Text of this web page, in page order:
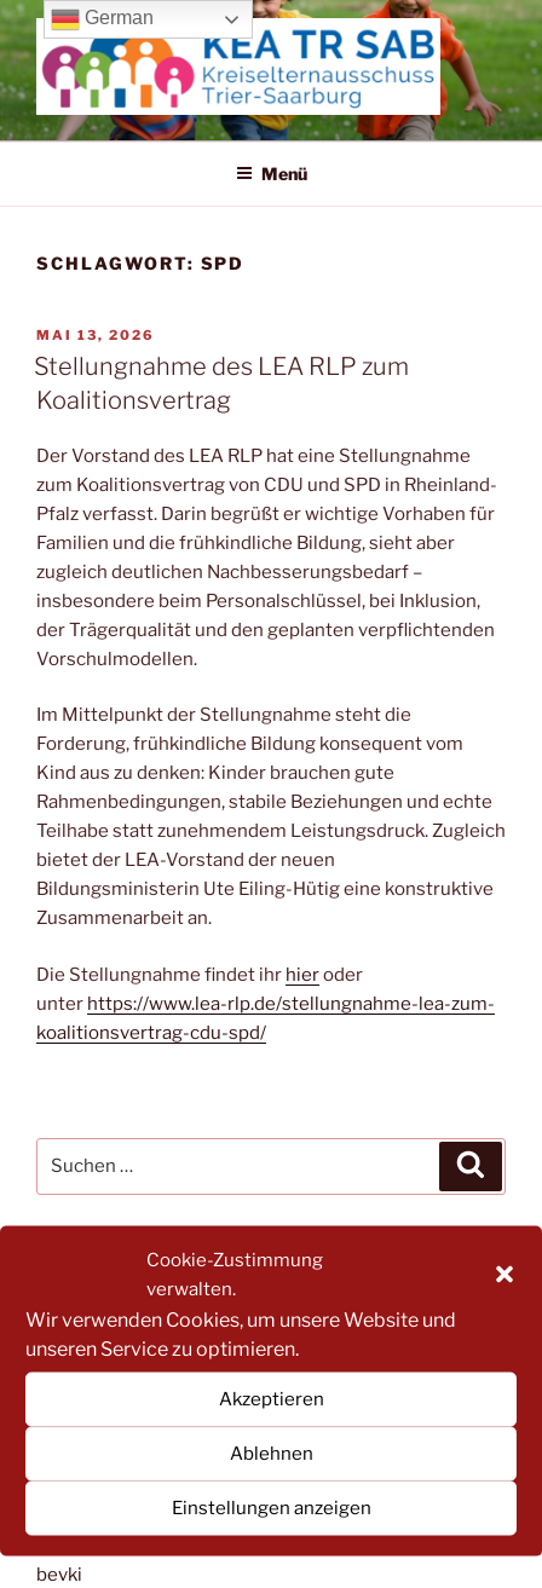
Cookie-Zustimmung
verwalten.
Wir verwenden Cookies, um unsere Website und
unseren Service zu optimieren.
Akzeptieren
Ablehnen
Einstellungen anzeigen
Zum
Inhalt
springen
KREISELTERNAUSSCHUSS
TRIER-SAARBURG
Menü
SCHLAGWORT: SPD
VERÖFFENTLICHT
AM
MAI 13, 2026
Stellungnahme des LEA RLP zum
Koalitionsvertrag
Der Vorstand des LEA RLP hat eine Stellungnahme
zum Koalitionsvertrag von CDU und SPD in Rheinland-
Pfalz verfasst. Darin begrüßt er wichtige Vorhaben für
Familien und die frühkindliche Bildung, sieht aber
zugleich deutlichen Nachbesserungsbedarf –
insbesondere beim Personalschlüssel, bei Inklusion,
der Trägerqualität und den geplanten verpflichtenden
Vorschulmodellen.
Im Mittelpunkt der Stellungnahme steht die
Forderung, frühkindliche Bildung konsequent vom
Kind aus zu denken: Kinder brauchen gute
Rahmenbedingungen, stabile Beziehungen und echte
Teilhabe statt zunehmendem Leistungsdruck. Zugleich
bietet der LEA-Vorstand der neuen
Bildungsministerin Ute Eiling-Hütig eine konstruktive
Zusammenarbeit an.
Die Stellungnahme findet ihr hieroder
unter https://www.lea-rlp.de/stellungnahme-lea-zum-
koalitionsvertrag-cdu-spd/
nach:
NACH BEITRAGSKATEGORIEN FILTERN:
NACH
BEITRAGSKATEGORIEN
bevki
German